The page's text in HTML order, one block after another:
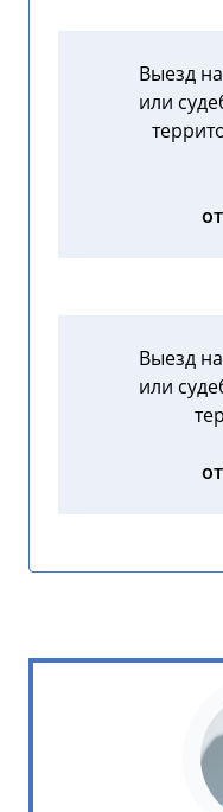
Выезд
или
Выезд
или